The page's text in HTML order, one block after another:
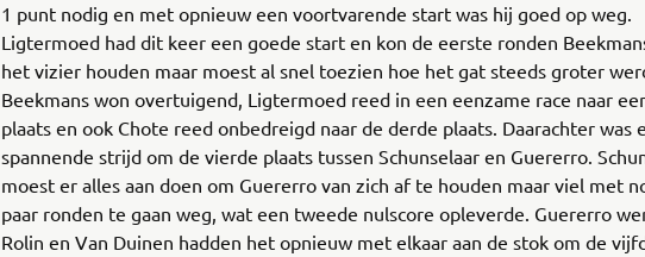
1 punt nodig en met opnieuw een voortvarende start was hij goed op weg.
Ligtermoed had dit keer een goede start en kon de eerste ronden
het vizier houden maar moest al snel toezien hoe het gat steeds groter
Beekmans won overtuigend, Ligtermoed reed in een eenzame race naar
plaats en ook Chote reed onbedreigd naar de derde plaats. Daarachter was
spannende strijd om de vierde plaats tussen Schunselaar en Guererro.
moest er alles aan doen om Guererro van zich af te houden maar viel met
paar ronden te gaan weg, wat een tweede nulscore opleverde. Guererro
Rolin en Van Duinen hadden het opnieuw met elkaar aan de stok om de